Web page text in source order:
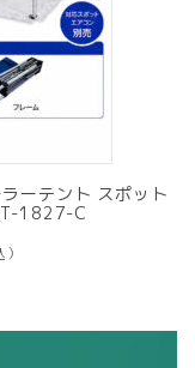
ーテント スポット
1827-C